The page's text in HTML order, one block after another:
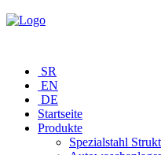
SR
EN
DE
Startseite
Produkte
Spezialstahl